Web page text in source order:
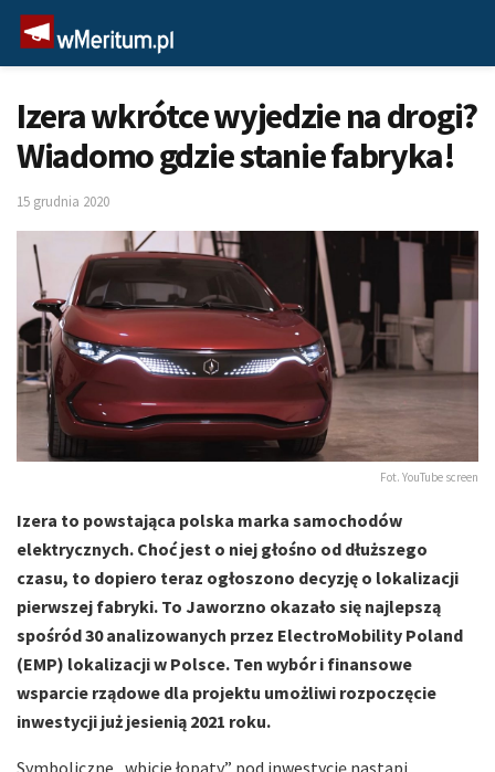
Izera wkrótce wyjedzie na drogi?
Wiadomo gdzie stanie fabryka!
15 grudnia 2020
Fot. YouTube screen
Izera to powstająca polska marka samochodów
elektrycznych. Choć jest o niej głośno od dłuższego
czasu, to dopiero teraz ogłoszono decyzję o lokalizacji
pierwszej fabryki. To Jaworzno okazało się najlepszą
spośród 30 analizowanych przez ElectroMobility Poland
(EMP) lokalizacji w Polsce. Ten wybór i finansowe
wsparcie rządowe dla projektu umożliwi rozpoczęcie
inwestycji już jesienią 2021 roku.
Symboliczne „wbicie łopaty” pod inwestycję nastąpi